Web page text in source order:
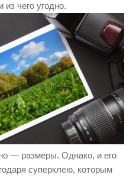
из чего угодно.
— размеры. Однако, и его
суперклею, которым